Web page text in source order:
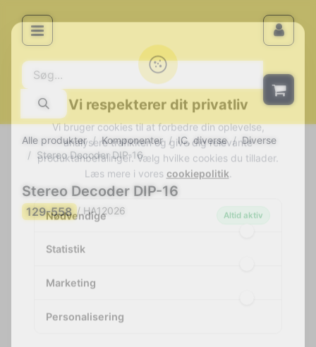
Alle produkter Komponenter IC, diverse
Diverse
Stereo Decoder DIP-16
Stereo Decoder DIP-16
129-558 / HA12026
Vi respekterer dit privatliv
Vi bruger cookies til at forbedre din oplevelse,
analysere trafikken og give dig relevante
produktanbefalinger. Vælg hvilke cookies du tillader.
Læs mere i vores
cookiepolitik
Nødvendige Altid aktiv
Statistik
Marketing
Personalisering